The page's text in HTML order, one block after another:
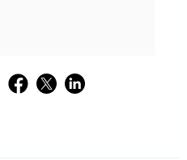
Facebook
TwitterLinkedIn